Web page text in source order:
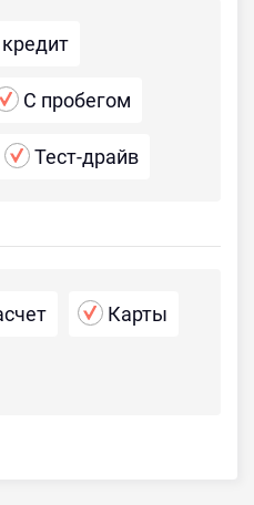
С пробегом
Тест-драйв
Карты